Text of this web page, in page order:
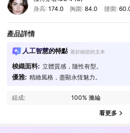
身高: 174.0 胸圍:84.0 腰圍:
產品詳情
人工智慧的特點 基於細節的文本
梭織面料: 立體質感，隨性有型。
優雅: 精緻風格，盡顯永恆魅力。
組成: 100% 滌綸
看更多
4M 追蹤者